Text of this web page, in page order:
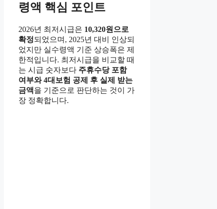
령액 핵심 포인트
2026년 최저시급은 10,320원으로
확정되었으며, 2025년 대비 인상되
었지만 실수령액 기준 상승폭은 제
한적입니다. 최저시급을 비교할 때
는 시급 숫자보다 주휴수당 포함
여부와 4대보험 공제 후 실제 받는
금액을 기준으로 판단하는 것이 가
장 정확합니다.